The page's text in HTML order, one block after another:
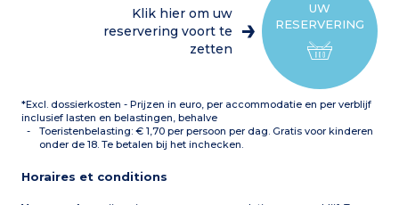
filterkoffiezetapparaat,
waterkoker, broodrooster,
Badkamer (alleen in PRM-
huizen) of doucheruimte
met wc
Aparte wc Terras met
kameraccommodaties
UW
RESERVERING
Klik hier om uw
reservering voort te
zetten
*Excl. dossierkosten - Prijzen in euro, per accommodatie en per verblijf
inclusief lasten en belastingen, behalve
Toeristenbelasting: € 1,70 per persoon per dag. Gratis voor kinderen
onder de 18. Te betalen bij het inchecken.
Horaires et conditions